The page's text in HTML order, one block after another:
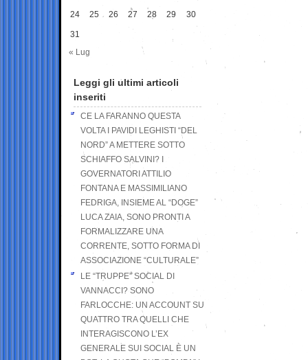
24 25 26 27 28 29 30
31
« Lug
Leggi gli ultimi articoli
inseriti
CE LA FARANNO QUESTA
VOLTA I PAVIDI LEGHISTI “DEL
NORD” A METTERE SOTTO
SCHIAFFO SALVINI? I
GOVERNATORI ATTILIO
FONTANA E MASSIMILIANO
FEDRIGA, INSIEME AL “DOGE”
LUCA ZAIA, SONO PRONTI A
FORMALIZZARE UNA
CORRENTE, SOTTO FORMA DI
ASSOCIAZIONE “CULTURALE”
LE “TRUPPE” SOCIAL DI
VANNACCI? SONO
FARLOCCHE: UN ACCOUNT SU
QUATTRO TRA QUELLI CHE
INTERAGISCONO L’EX
GENERALE SUI SOCIAL È UN